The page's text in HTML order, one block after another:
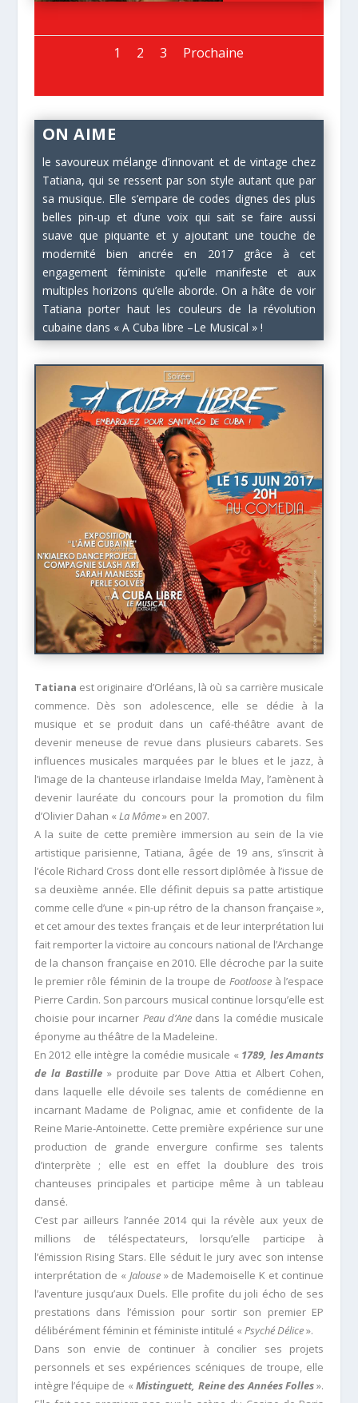
1 2 3 Prochaine
ON AIME
le savoureux mélange d’innovant et de vintage chez
Tatiana, qui se ressent par son style autant que par
sa musique. Elle s’empare de codes dignes des plus
belles pin-up et d’une voix qui sait se faire aussi
suave que piquante et y ajoutant une touche de
modernité bien ancrée en 2017 grâce à cet
engagement féministe qu’elle manifeste et aux
multiples horizons qu’elle aborde. On a hâte de voir
Tatiana porter haut les couleurs de la révolution
cubaine dans « A Cuba libre –Le Musical » !
Tatiana est originaire d’Orléans, là où sa carrière musicale
commence. Dès son adolescence, elle se dédie à la
musique et se produit dans un café-théâtre avant de
devenir meneuse de revue dans plusieurs cabarets. Ses
influences musicales marquées par le blues et le jazz, à
l’image de la chanteuse irlandaise Imelda May, l’amènent à
devenir lauréate du concours pour la promotion du film
d’Olivier Dahan « La Môme» en 2007.
A la suite de cette première immersion au sein de la vie
artistique parisienne, Tatiana, âgée de 19 ans, s’inscrit à
l’école Richard Cross dont elle ressort diplômée à l’issue de
sa deuxième année. Elle définit depuis sa patte artistique
comme celle d’une « pin-up rétro de la chanson française »,
et cet amour des textes français et de leur interprétation lui
fait remporter la victoire au concours national de l’Archange
de la chanson française en 2010. Elle décroche par la suite
le premier rôle féminin de la troupe de Footlooseà l’espace
Pierre Cardin. Son parcours musical continue lorsqu’elle est
choisie pour incarner Peau d’Ane dans la comédie musicale
éponyme au théâtre de la Madeleine.
En 2012 elle intègre la comédie musicale « 1789, les Amants
de la Bastille» produite par Dove Attia et Albert Cohen,
dans laquelle elle dévoile ses talents de comédienne en
incarnant Madame de Polignac, amie et confidente de la
Reine Marie-Antoinette. Cette première expérience sur une
production de grande envergure confirme ses talents
d’interprète ; elle est en effet la doublure des trois
chanteuses principales et participe même à un tableau
dansé.
C’est par ailleurs l’année 2014 qui la révèle aux yeux de
millions de téléspectateurs, lorsqu’elle participe à
l’émission Rising Stars. Elle séduit le jury avec son intense
interprétation de « Jalouse» de Mademoiselle K et continue
l’aventure jusqu’aux Duels. Elle profite du joli écho de ses
prestations dans l’émission pour sortir son premier EP
délibérément féminin et féministe intitulé « Psyché Délice».
Dans son envie de continuer à concilier ses projets
personnels et ses expériences scéniques de troupe, elle
intègre l’équipe de «Mistinguett, Reine des Années Folles».